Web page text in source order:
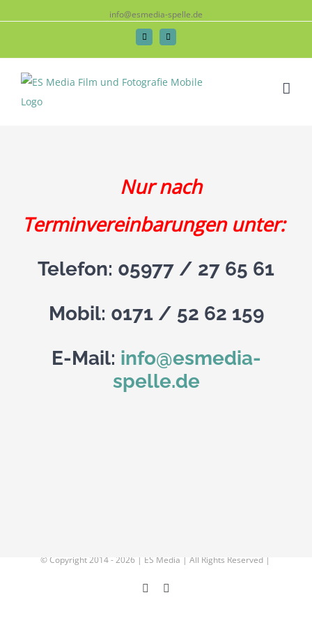
info@esmedia-spelle.de
FacebookInstagram
Nur nach
Terminvereinbarungen unter:
Telefon: 05977 / 27 65 61
Mobil: 0171 / 52 62 159
E-Mail: info@esmedia-
spelle.de
© Copyright 2014 -2026 | ES Media | All Rights Reserved |
Facebook